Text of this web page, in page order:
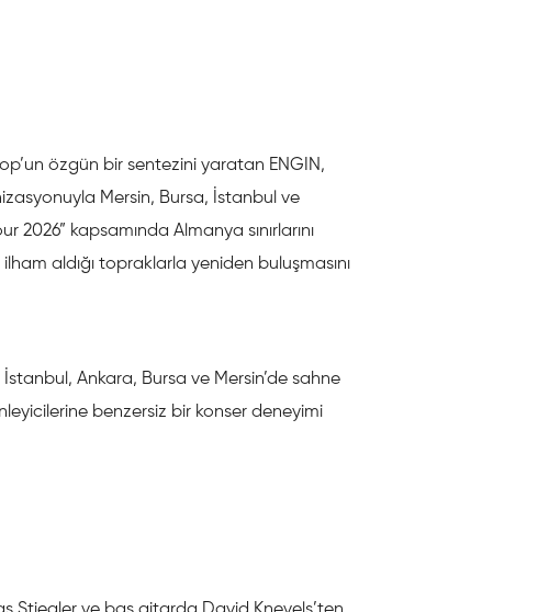
özgün bir sentezini yaratan ENGIN,
Mersin, Bursa, İstanbul ve
2026” kapsamında Almanya sınırlarını
aldığı topraklarla yeniden buluşmasını
Ankara, Bursa ve Mersin’de sahne
benzersiz bir konser deneyimi